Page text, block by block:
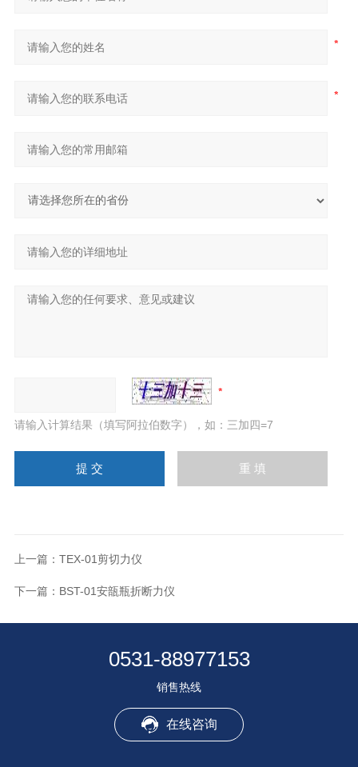
请输入计算结果（填写阿拉伯数字），如：三加四=7
上一篇： TEX-01剪切力仪
下一篇： BST-01安瓿瓶折断力仪
0531-88977153
销售热线
在线咨询